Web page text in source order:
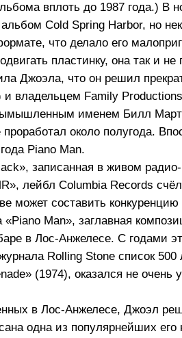
вплоть до 1987 года.) В
Cold Spring Harbor, но
что делало его
пластинку, она так и
Джоэла, что он решил
владельцем Family
именем Билл
около полугода.
Piano Man.
записанная в живом
лейбл Columbia Records
может составить
Man», заглавная
в Лос-Анжелесе. С годами
Rolling Stone список
(1974), оказался не
в Лос-Анжелесе, Джоэл
одна из популярнейших его